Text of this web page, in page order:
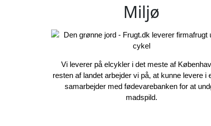
Miljø
Vi leverer på elcykler i det meste af
resten af landet arbejder vi på, at kunne levere i
samarbejder med fødevarebanken for at
madspild.